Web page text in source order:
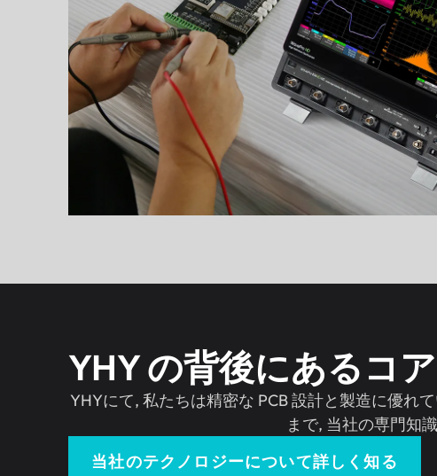
YHY の背後にあるコ
YHYにて, 私たちは精密な PCB 設計と製造に優れ
まで, 当社の専門知
当社のテクノロジーについて詳しく知る